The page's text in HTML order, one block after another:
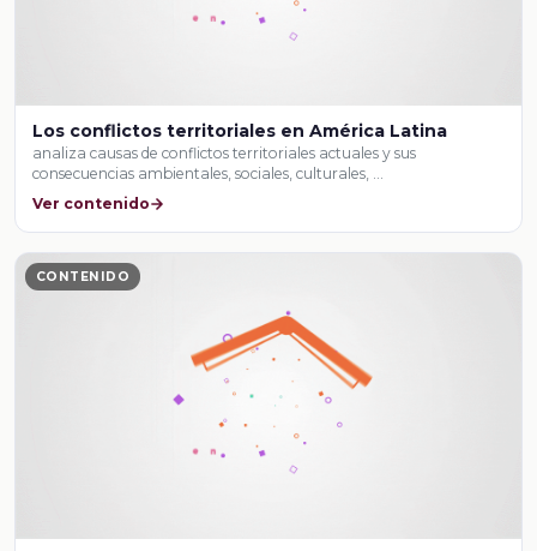
Los conflictos territoriales en América Latina
analiza causas de conflictos territoriales actuales y sus
consecuencias ambientales, sociales, culturales, …
Ver contenido
CONTENIDO